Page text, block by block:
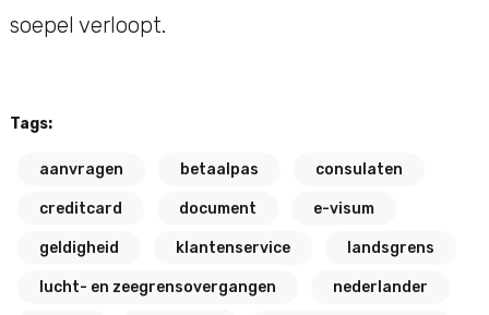
soepel verloopt.
Tags:
aanvragen betaalpas consulaten
creditcard document e-visum
geldigheid klantenservice landsgrens
lucht- en zeegrensovergangen nederlander